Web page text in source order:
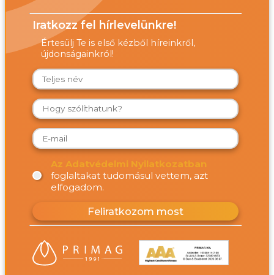
Iratkozz fel hírlevelünkre!
Értesülj Te is első kézből híreinkről,
újdonságainkról!
Az Adatvédelmi Nyilatkozatban
foglaltakat tudomásul vettem, azt
elfogadom.
Feliratkozom most